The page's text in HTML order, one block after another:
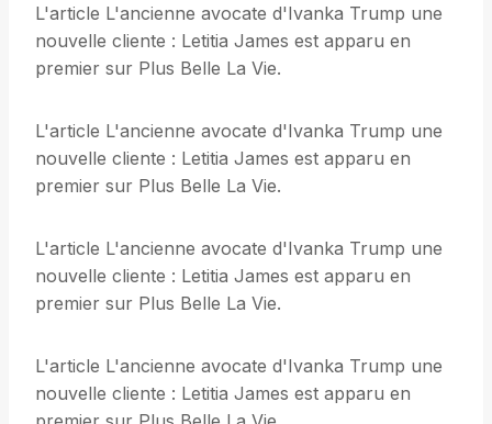
L'article L'ancienne avocate d'Ivanka Trump une
nouvelle cliente : Letitia James est apparu en
premier sur Plus Belle La Vie.
L'article L'ancienne avocate d'Ivanka Trump une
nouvelle cliente : Letitia James est apparu en
premier sur Plus Belle La Vie.
L'article L'ancienne avocate d'Ivanka Trump une
nouvelle cliente : Letitia James est apparu en
premier sur Plus Belle La Vie.
L'article L'ancienne avocate d'Ivanka Trump une
nouvelle cliente : Letitia James est apparu en